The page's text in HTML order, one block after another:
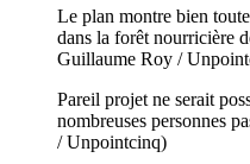
Le plan montre bien
dans la forêt nourricière
Guillaume Roy /
Pareil projet ne serait
nombreuses personnes
/ Unpointcinq)